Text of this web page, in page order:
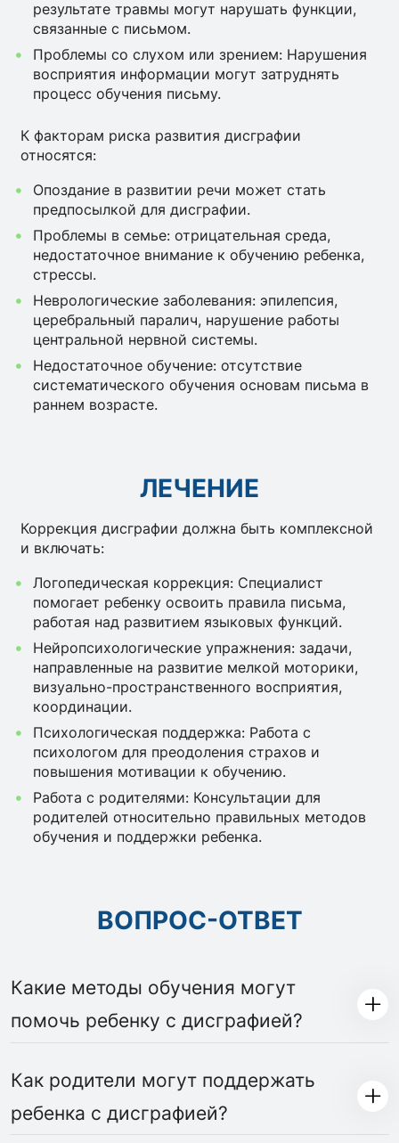
результате травмы могут нарушать функции,
связанные с письмом.
Проблемы со слухом или зрением: Нарушения
восприятия информации могут затруднять
процесс обучения письму.
К факторам риска развития дисграфии
относятся:
Опоздание в развитии речи может стать
предпосылкой для дисграфии.
Проблемы в семье: отрицательная среда,
недостаточное внимание к обучению ребенка,
стрессы.
Неврологические заболевания: эпилепсия,
церебральный паралич, нарушение работы
центральной нервной системы.
Недостаточное обучение: отсутствие
систематического обучения основам письма в
раннем возрасте.
ЛЕЧЕНИЕ
Коррекция дисграфии должна быть комплексной
и включать:
Логопедическая коррекция: Специалист
помогает ребенку освоить правила письма,
работая над развитием языковых функций.
Нейропсихологические упражнения: задачи,
направленные на развитие мелкой моторики,
визуально-пространственного восприятия,
координации.
Психологическая поддержка: Работа с
психологом для преодоления страхов и
повышения мотивации к обучению.
Работа с родителями: Консультации для
родителей относительно правильных методов
обучения и поддержки ребенка.
ВОПРОС-ОТВЕТ
Какие методы обучения могут
помочь ребенку с дисграфией?
Как родители могут поддержать
ребенка с дисграфией?